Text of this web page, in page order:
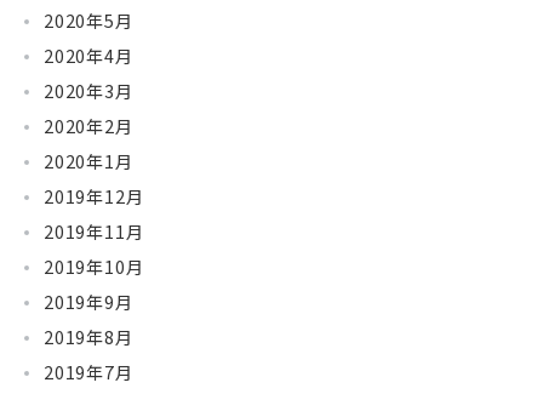
2020年5月
2020年4月
2020年3月
2020年2月
2020年1月
2019年12月
2019年11月
2019年10月
2019年9月
2019年8月
2019年7月